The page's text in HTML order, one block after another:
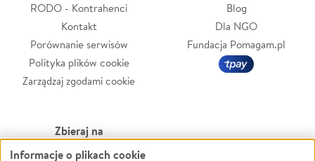
RODO - Kontrahenci
Kontakt
Porównanie serwisów
Polityka plików cookie
Zarządzaj zgodami cookie
Blog
Dla NGO
Fundacja Pomagam.pl
Zbieraj na
Informacje o plikach cookie